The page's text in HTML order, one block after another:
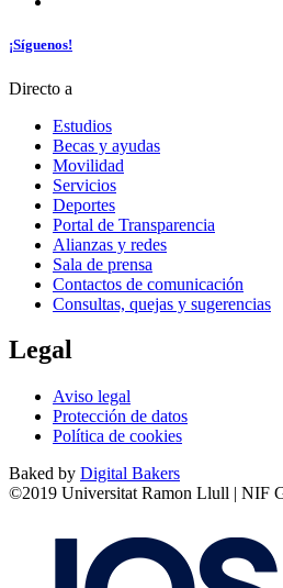
¡Síguenos!
Directo a
Estudios
Becas y ayudas
Movilidad
Servicios
Deportes
Portal de Transparencia
Alianzas y redes
Sala de prensa
Contactos de comunicación
Consultas, quejas y sugerencias
Legal
Aviso legal
Protección de datos
Política de cookies
Baked by Digital Bakers
©2019 Universitat Ramon Llull | NIF